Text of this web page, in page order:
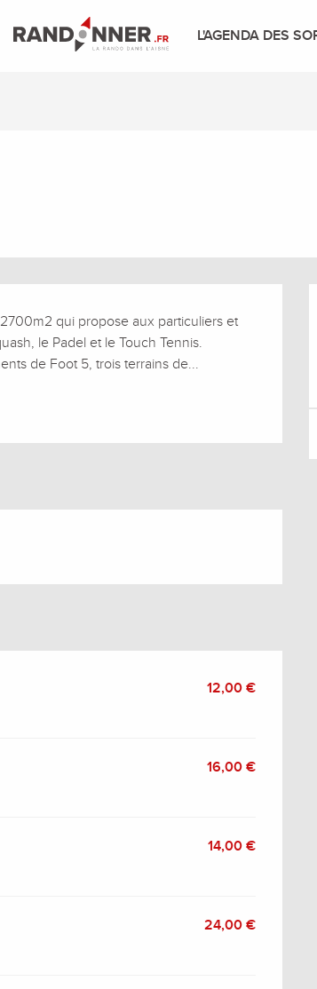
L'AGENDA DES
qui propose aux particuliers et
le Padel et le Touch Tennis.
de Foot 5, trois terrains de...
12,00 €
16,00 €
14,00 €
24,00 €